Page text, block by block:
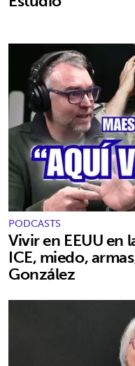
PODCASTS
Vivir en EEUU en
ICE, miedo,
González